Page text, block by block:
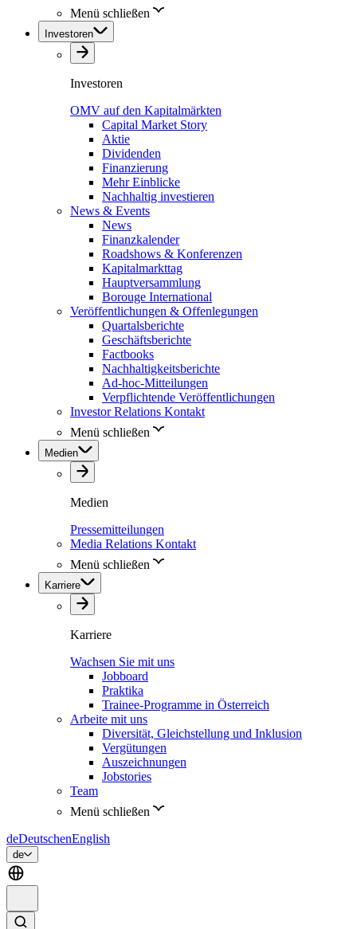
Menü schließen
Investoren
Investoren
OMV auf den Kapitalmärkten
Capital Market Story
Aktie
Dividenden
Finanzierung
Mehr Einblicke
Nachhaltig investieren
News & Events
News
Finanzkalender
Roadshows & Konferenzen
Kapitalmarkttag
Hauptversammlung
Borouge International
Veröffentlichungen & Offenlegungen
Quartalsberichte
Geschäftsberichte
Factbooks
Nachhaltigkeitsberichte
Ad-hoc-Mitteilungen
Verpflichtende Veröffentlichungen
Investor Relations Kontakt
Menü schließen
Medien
Medien
Pressemitteilungen
Media Relations Kontakt
Menü schließen
Karriere
Karriere
Wachsen Sie mit uns
Jobboard
Praktika
Trainee-Programme in Österreich
Arbeite mit uns
Diversität, Gleichstellung und Inklusion
Vergütungen
Auszeichnungen
Jobstories
Team
Menü schließen
deDeutschenEnglish
de